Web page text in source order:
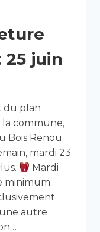
25 juin
du plan
la commune,
Bois Renou
mardi 23
Mardi
minimum
autre